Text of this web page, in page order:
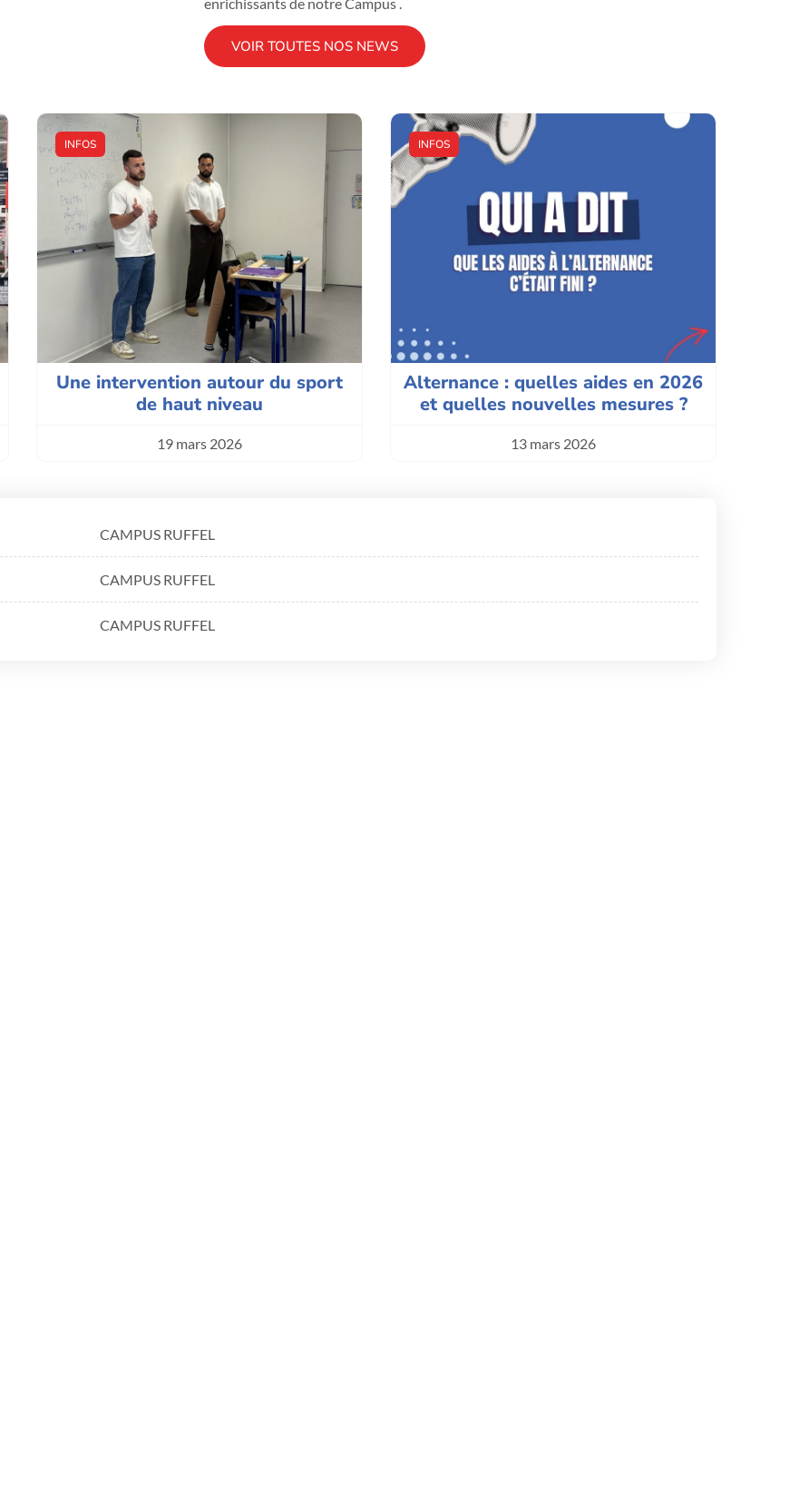
enrichissants de notre Campus .
VOIR TOUTES NOS NEWS
INFOS
Une intervention autour du sport
de haut niveau
19 mars 2026
INFOS
Alternance : quelles aides en 2026
et quelles nouvelles mesures ?
13 mars 2026
CAMPUS RUFFEL
CAMPUS RUFFEL
CAMPUS RUFFEL